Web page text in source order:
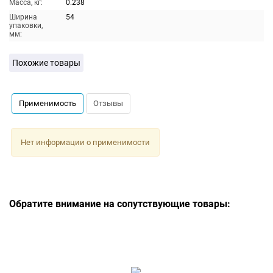
Масса, кг:
0.238
Ширина
упаковки,
мм:
54
Похожие товары
Применимость Отзывы
Нет информации о применимости
Обратите внимание на сопутствующие товары: